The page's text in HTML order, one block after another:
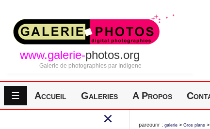
www.galerie-photos.org
Galerie de photographies par Indigene
☰ Accueil Galeries A Propos
× parcourir : galerie > Gros plans >